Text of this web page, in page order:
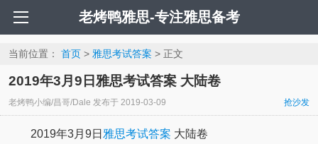
老烤鸭雅思-专注雅思备考
当前位置： 首页> 雅思考试答案 > 正文
2019年3月9日雅思考试答案 大陆卷
老烤鸭小编/昌哥/Dale 发布于 2019-03-09 抢沙发
2019年3月9日 雅思考试答案 大陆卷